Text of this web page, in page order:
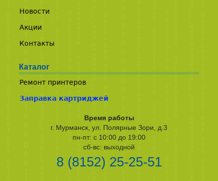
Новости
Акции
Контакты
Каталог
Ремонт принтеров
Заправка картриджей
Время работы
г. Мурманск, ул. Полярные Зори, д.3
пн-пт: с 10:00 до 19:00
сб-вс: выходной
8 (8152) 25-25-51